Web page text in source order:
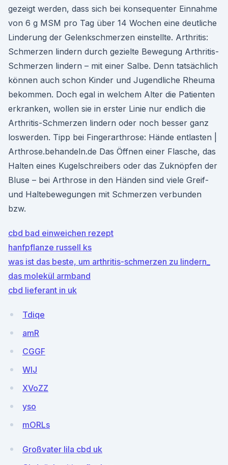
gezeigt werden, dass sich bei konsequenter Einnahme
von 6 g MSM pro Tag über 14 Wochen eine deutliche
Linderung der Gelenkschmerzen einstellte. Arthritis:
Schmerzen lindern durch gezielte Bewegung Arthritis-
Schmerzen lindern – mit einer Salbe. Denn tatsächlich
können auch schon Kinder und Jugendliche Rheuma
bekommen. Doch egal in welchem Alter die Patienten
erkranken, wollen sie in erster Linie nur endlich die
Arthritis-Schmerzen lindern oder noch besser ganz
loswerden. Tipp bei Fingerarthrose: Hände entlasten |
Arthrose.behandeln.de Das Öffnen einer Flasche, das
Halten eines Kugelschreibers oder das Zuknöpfen der
Bluse – bei Arthrose in den Händen sind viele Greif-
und Haltebewegungen mit Schmerzen verbunden
bzw.
cbd bad einweichen rezept
hanfpflanze russell ks
was ist das beste, um arthritis-schmerzen zu lindern_
das molekül armband
cbd lieferant in uk
Tdiqe
amR
CGGF
WlJ
XVoZZ
yso
mORLs
Großvater lila cbd uk